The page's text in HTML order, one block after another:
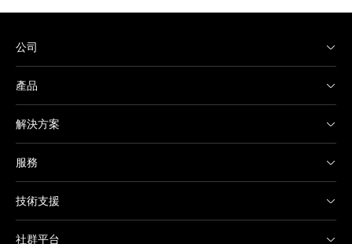
公司
產品
解決方案
服務
技術支援
社群平台